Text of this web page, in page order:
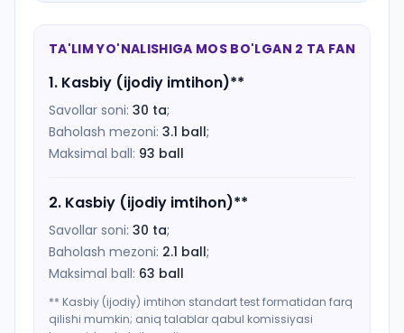
TA'LIM YO'NALISHIGA MOS BO'LGAN 2 TA FAN
1. Kasbiy (ijodiy imtihon)**
Savollar soni: 30 ta;
Baholash mezoni: 3.1 ball;
Maksimal ball: 93 ball
2. Kasbiy (ijodiy imtihon)**
Savollar soni: 30 ta;
Baholash mezoni: 2.1 ball;
Maksimal ball: 63 ball
** Kasbiy (ijodiy) imtihon standart test formatidan farq
qilishi mumkin; aniq talablar qabul komissiyasi